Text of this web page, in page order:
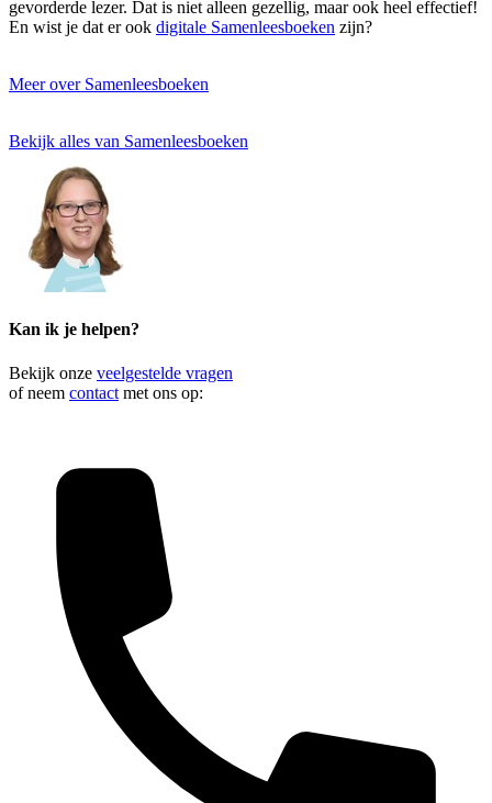
gevorderde lezer. Dat is niet alleen gezellig, maar ook heel effectief!
En wist je dat er ook digitale Samenleesboeken zijn?
Meer over Samenleesboeken
Bekijk alles van Samenleesboeken
Kan ik je helpen?
Bekijk onze veelgestelde vragen
of neem contact met ons op: